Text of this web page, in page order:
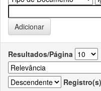
Resultados/Página
Registro(s)